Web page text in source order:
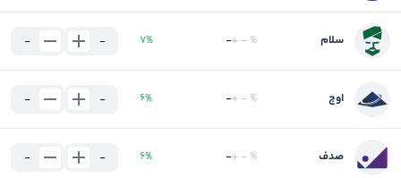
سلام -+ - %
7%
-
-
اوج -+ - %
6%
-
-
صدف -+ - %
6%
-
-